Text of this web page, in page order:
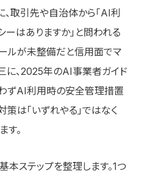
、取引先や自治体から「AI利
ーはありますか」と問われる
ルが未整備だと信用面でマ
に、2025年のAI事業者ガイド
ずAI利用時の安全管理措置
策は「いずれやる」ではなく
す。
本ステップを整理します。1つ